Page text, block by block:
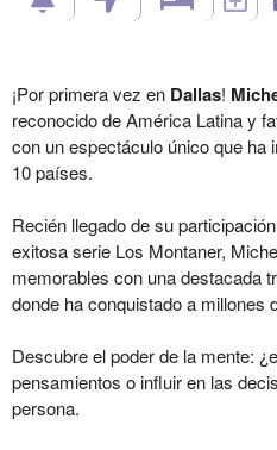
¡Por primera vez en Dallas!
reconocido de América Latina y
con un espectáculo único que ha
10 países.
Recién llegado de su
exitosa serie Los Montaner,
memorables con una destacada
donde ha conquistado a millones
Descubre el poder de la mente:
pensamientos o influir en las
persona.